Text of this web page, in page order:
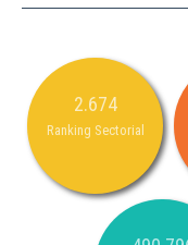
2.674
Ranking Sectorial